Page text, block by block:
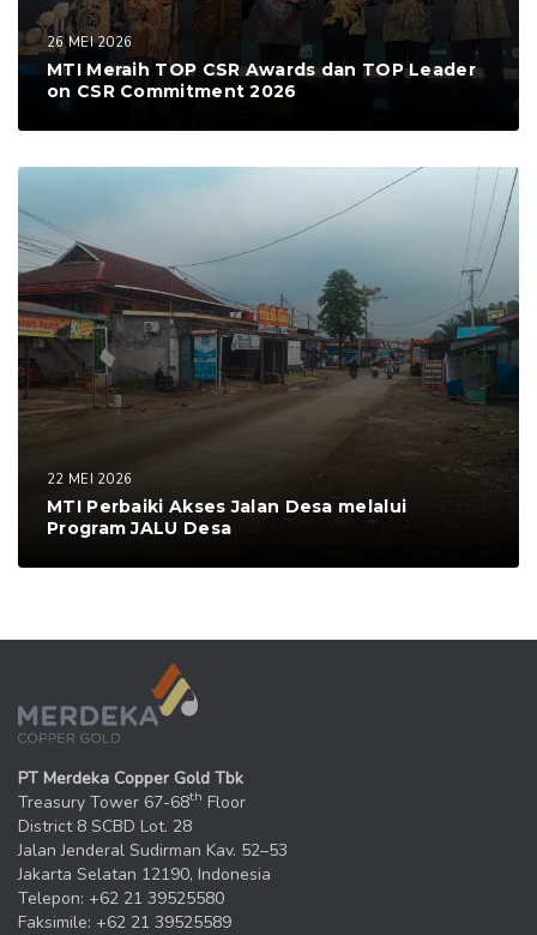
26 MEI 2026
MTI Meraih TOP CSR Awards dan TOP Leader
on CSR Commitment 2026
22 MEI 2026
MTI Perbaiki Akses Jalan Desa melalui
Program JALU Desa
PT Merdeka Copper Gold Tbk
Treasury Tower 67-68th Floor
District 8 SCBD Lot. 28
Jalan Jenderal Sudirman Kav. 52–53
Jakarta Selatan 12190, Indonesia
Telepon: +62 21 39525580
Faksimile: +62 21 39525589